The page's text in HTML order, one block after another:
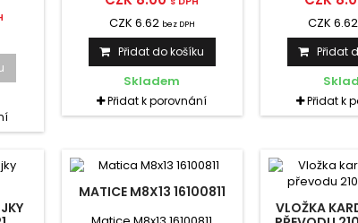
CZK 6.62 bez DPH
Přidat do košíku
Skladem
Přidat k porovnání
CZK 6.62
Přidat
Přidat k
MATICE M8X13 16100811
VLOŽKA